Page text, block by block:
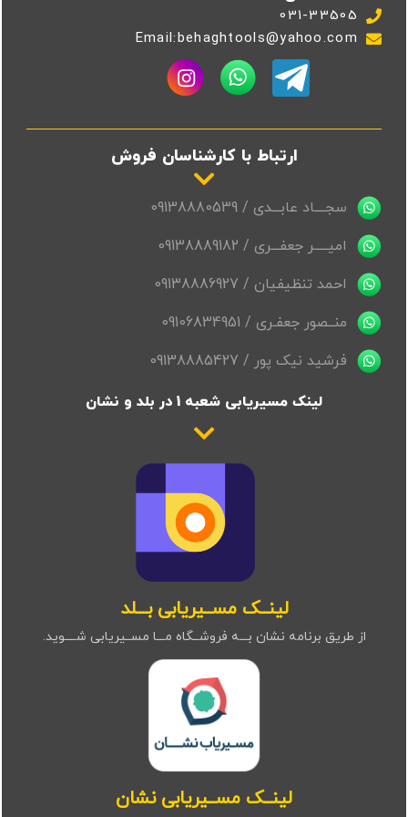
031-33505
Email:behaghtools@yahoo.com
ارتباط با کارشناسان فروش
سجــــاد عابـــدی / 09138880539
امیـــــر جعفـــری / 09138889182
احمد تنظیفیان / 09138886927
منــصور جعفـری / 09106834951
فرشید نیک پور / 09138885427
لینک مسیریابی شعبه 1 در بلد و نشان
لینــک مســیریابی بـــلد
از طریق برنامه نشان بـــه فروشــگاه مـــا مســیریابی شــــوید.
لینــک مســیریابی نشان